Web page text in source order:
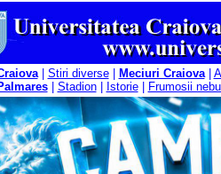
| Stiri diverse| Meciuri Craiova|
| Stadion| Istorie|
Frumosii